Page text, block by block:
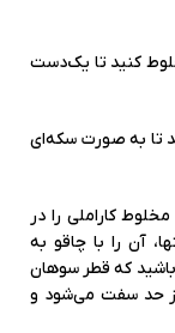
کنید تا یک‌دست
تا به صورت سکه‌ای
کاراملی را در
آن را با چاقو به
که قطر سوهان
از حد سفت می‌شود و